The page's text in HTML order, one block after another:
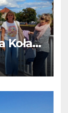
Koła